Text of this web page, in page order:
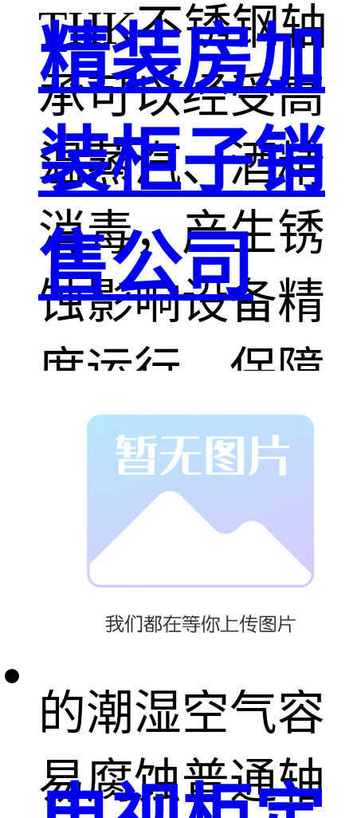
THK不锈钢轴
承可以经受高
温蒸汽、酒精
消毒，产生锈
蚀影响设备精
度运行，保障
设备长期稳定
工作。
在沿海户外设
备中，高盐雾
的潮湿空气容
易腐蚀普通轴
精装房加
装柜子销
售公司